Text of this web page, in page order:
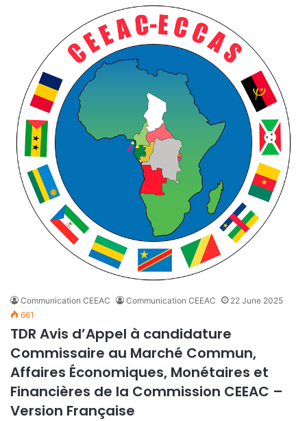
Communication CEEAC Communication CEEAC
22 June 2025
661
TDR Avis d’Appel à candidature
Commissaire au Marché Commun,
Affaires Économiques, Monétaires et
Financières de la Commission CEEAC –
Version Française